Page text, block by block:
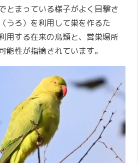
とまっている様子がよく目撃さ
うろ）を利用して巣を作るた
用する在来の鳥類と、営巣場所
能性が指摘されています。